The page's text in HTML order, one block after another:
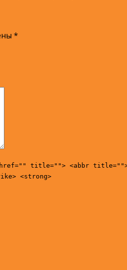
*
title=""> <abbr title="">
<strong>